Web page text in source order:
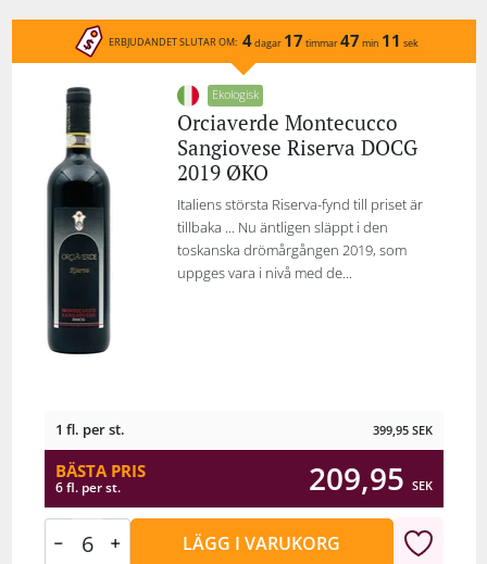
ERBJUDANDET SLUTAR OM: 4dagar 17 timmar47 min 11 sek
Ekologisk
Orciaverde Montecucco
Sangiovese Riserva DOCG
2019 ØKO
Italiens största Riserva-fynd till priset är
tillbaka ... Nu äntligen släppt i den
toskanska drömårgången 2019, som
uppges vara i nivå med de...
1 fl. per st. 399,95 SEK
BÄSTA PRIS
6 fl. per st. 209,95 SEK
LÄGG I VARUKORG